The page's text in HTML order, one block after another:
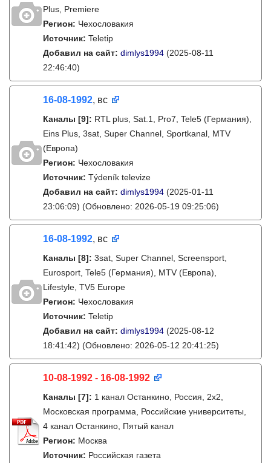
Plus, Premiere
Регион: Чехословакия
Источник: Teletip
Добавил на сайт: dimlys1994 (2025-08-11
22:46:40)
16-08-1992, вс
Каналы [9]: RTL plus, Sat.1, Pro7, Tele5 (Германия),
Eins Plus, 3sat, Super Channel, Sportkanal, MTV
(Европа)
Регион: Чехословакия
Источник: Týdeník televize
Добавил на сайт: dimlys1994 (2025-01-11
23:06:09) (Обновлено: 2026-05-19 09:25:06)
16-08-1992, вс
Каналы [8]: 3sat, Super Channel, Screensport,
Eurosport, Tele5 (Германия), MTV (Европа),
Lifestyle, TV5 Europe
Регион: Чехословакия
Источник: Teletip
Добавил на сайт: dimlys1994 (2025-08-12
18:41:42) (Обновлено: 2026-05-12 20:41:25)
10-08-1992 - 16-08-1992
Каналы [7]: 1 канал Останкино, Россия, 2х2,
Московская программа, Российские университеты,
4 канал Останкино, Пятый канал
Регион: Москва
Источник: Российская газета